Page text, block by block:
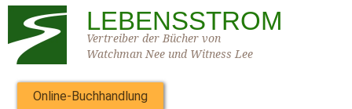
LEBENSSTROM
Vertreiber der Bücher von
Watchman Nee und Witness Lee
Online-Buchhandlung